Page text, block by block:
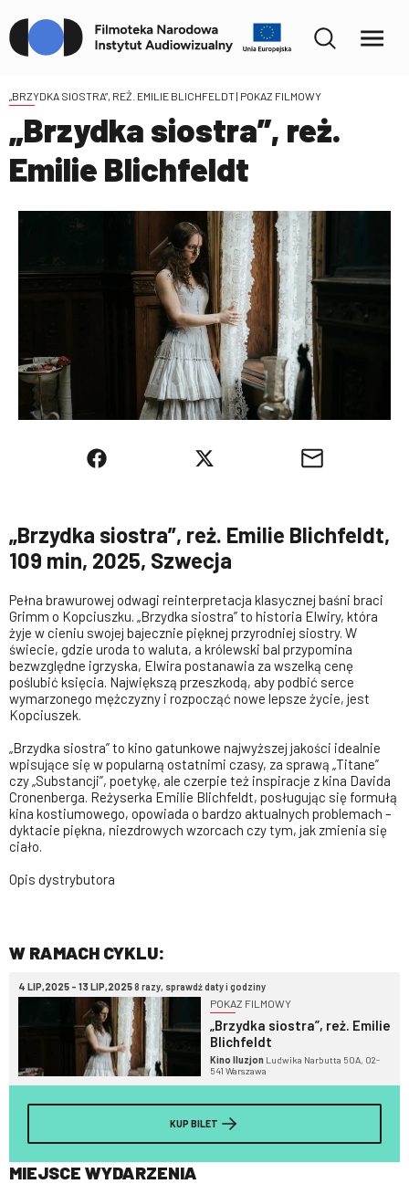
„BRZYDKA SIOSTRA”, REŻ. EMILIE BLICHFELDT| POKAZ FILMOWY
„Brzydka siostra”, reż.
Emilie Blichfeldt
„Brzydka siostra”, reż. Emilie Blichfeldt,
109 min, 2025, Szwecja
Pełna brawurowej odwagi reinterpretacja klasycznej baśni braci
Grimm o Kopciuszku. „Brzydka siostra” to historia Elwiry, która
żyje w cieniu swojej bajecznie pięknej przyrodniej siostry. W
świecie, gdzie uroda to waluta, a królewski bal przypomina
bezwzględne igrzyska, Elwira postanawia za wszelką cenę
poślubić księcia. Największą przeszkodą, aby podbić serce
wymarzonego mężczyzny i rozpocząć nowe lepsze życie, jest
Kopciuszek.
„Brzydka siostra” to kino gatunkowe najwyższej jakości idealnie
wpisujące się w popularną ostatnimi czasy, za sprawą „Titane”
czy „Substancji”, poetykę, ale czerpie też inspiracje z kina Davida
Cronenberga. Reżyserka Emilie Blichfeldt, posługując się formułą
kina kostiumowego, opowiada o bardzo aktualnych problemach –
dyktacie piękna, niezdrowych wzorcach czy tym, jak zmienia się
ciało.
Opis dystrybutora
W RAMACH CYKLU:
4 LIP,2025 - 13 LIP,20258 razy, sprawdź daty i godziny
POKAZ FILMOWY
„Brzydka siostra”, reż. Emilie
Blichfeldt
Kino Iluzjon Ludwika Narbutta 50A, 02-
541 Warszawa
KUP BILET
MIEJSCE WYDARZENIA